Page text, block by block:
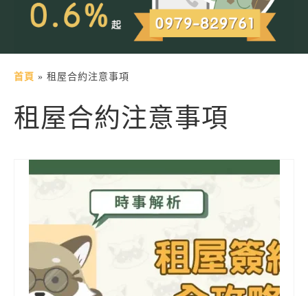
軍公教貸款
土地貸款
房屋貸款
信用貸款
代書貸款
銀行貸款
其他貸款
申貸Q&A
首頁 » 租屋合約注意事項
租屋合約注意事項